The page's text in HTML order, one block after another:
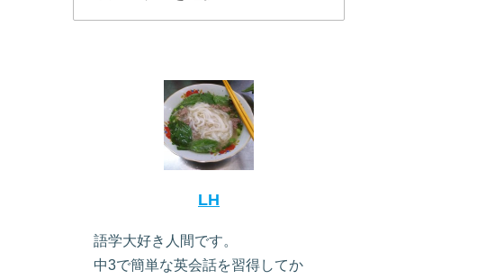
LH
語学大好き人間です。
中3で簡単な英会話を習得してか